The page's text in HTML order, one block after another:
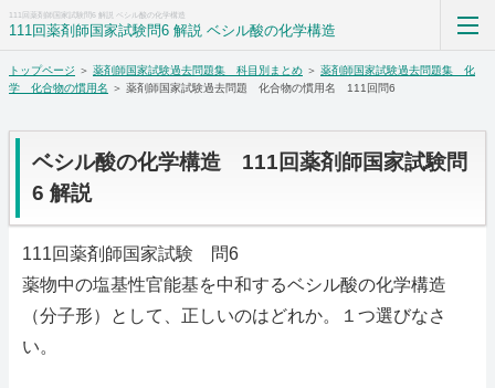
111回薬剤師国家試験問6 解説 ベシル酸の化学構造
111回薬剤師国家試験問6 解説 ベシル酸の化学構造
薬剤師国家試験過去問題集解答解説科目別まとめ
ホーム
RSS購読
トップページ ＞ 薬剤師国家試験過去問題集 科目別まとめ ＞ 薬剤師国家試験過去問題集 化
学 化合物の慣用名 ＞ 薬剤師国家試験過去問題 化合物の慣用名 111回問6
ベシル酸の化学構造 111回薬剤師国家試験問
6 解説
111回薬剤師国家試験 問6
薬物中の塩基性官能基を中和するベシル酸の化学構造
（分子形）として、正しいのはどれか。１つ選びなさ
い。